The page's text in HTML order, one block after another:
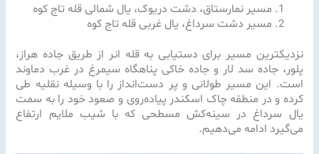
مسیر نمارستاق، دشت دریوک، یال شمالی قله تاج کوه
مسیر دشت سرداغ، یال غربی قله تاج کوه
نزدیکترین مسیر برای دستیابی به قله انر از طریق جاده هراز،
پلور، جاده سد لار و جاده خاکی پناهگاه سیمرغ در غرب دماوند
است. این مسیر طولانی و پر دست‌انداز را با وسیله نقلیه طی
کرده و در منطقه چاک اسکندر پیاده‌روی و صعود خود را به سمت
یال سرداغ در سینه‌کش مسطحی که با شیب ملایم ارتفاع
می‌گیرد ادامه می‌دهیم.